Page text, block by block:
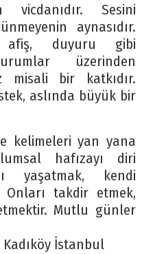
Sesini
aynasıdır.
afiş, duyuru gibi
üzerinden
misali bir katkıdır.
aslında büyük bir
kelimeleri yan yana
hafızayı diri
yaşatmak, kendi
Onları takdir etmek,
Mutlu günler
Kadıköy İstanbul